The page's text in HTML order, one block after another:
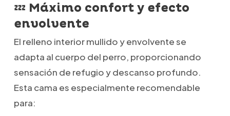
💤 Máximo confort y efecto
envolvente
El relleno interior mullido y envolvente se
adapta al cuerpo del perro, proporcionando
sensación de refugio y descanso profundo.
Esta cama es especialmente recomendable
para: